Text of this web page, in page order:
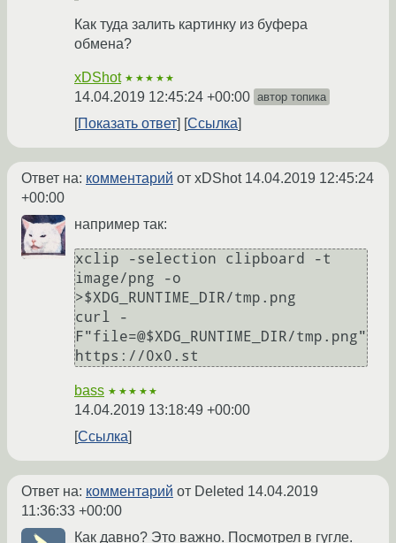
Как туда залить картинку из буфера
обмена?
xDShot ★★★★★
14.04.2019 12:45:24 +00:00 автор топика
Показать ответ Ссылка
Ответ на: комментарий от xDShot 14.04.2019 12:45:24
+00:00
например так:
xclip -selection clipboard -t
image/png -o
>$XDG_RUNTIME_DIR/tmp.png
curl -
F"file=@$XDG_RUNTIME_DIR/tmp.png"
bass ★★★★★
14.04.2019 13:18:49 +00:00
Ссылка
Ответ на: комментарий от Deleted 14.04.2019
11:36:33 +00:00
Как давно? Это важно. Посмотрел в гугле.